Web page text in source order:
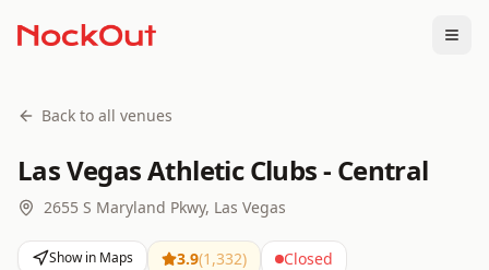
Back to all venues
Las Vegas Athletic Clubs - Central
2655 S Maryland Pkwy, Las Vegas
Show in Maps 3.9(1,332) Closed